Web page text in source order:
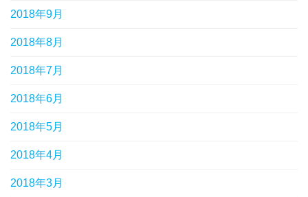
2018年9月
2018年8月
2018年7月
2018年6月
2018年5月
2018年4月
2018年3月